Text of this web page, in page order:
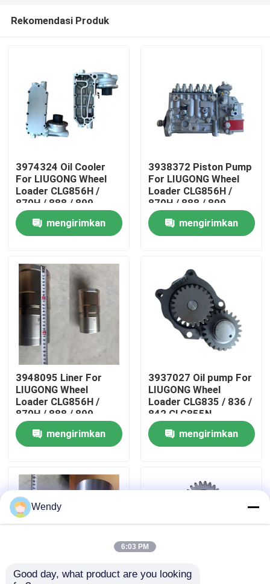
Rumah
Produk
Video
Tentang kami
Tur Pabrik
Kontrol kualitas
Berita
Blog
Rekomendasi Produk
3974324 Oil Cooler
For LIUGONG Wheel
Loader CLG856H /
870H / 888 / 899
Engine 6CT8.3 /
6CTA8.3 ISL9 / QSL9
mengirimkan
3938372 Piston Pump
For LIUGONG Wheel
Loader CLG856H /
870H / 888 / 899
Excavator 925D /
930D / 936D Engine
6D114 QSC8.3
mengirimkan
3948095 Liner For
LIUGONG Wheel
Loader CLG856H /
870H / 888 / 899
Excavator 939E/945E
Engine 6CT8.3 /
6CTA8.3 / 6CTAA8.3
mengirimkan
3937027 Oil pump For
LIUGONG Wheel
Loader CLG835 / 836 /
842 CLG855N
Excavator 908C /
910E / 915D Engine
QSB3.9 / ISB4.5
mengirimkan
Wendy
6:03 PM
Good day, what product are you looking